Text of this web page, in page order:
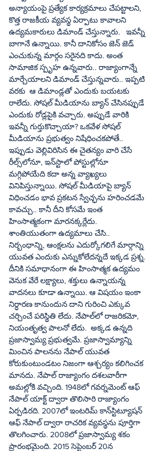
అన్యాయంపై ప్రత్యేక కార్యక్రమాలు చేపట్టాలని,
కొత్త రాజకీయ వ్యవస్థ ఏర్పాటు కావాలని
ఉద్యమకారులు డిమాండ్‌ చేస్తున్నారు.   ఇవన్నీ
బాగానే ఉన్నాయి. కానీ దానికోసం జెన్‌ జెడ్‌
ఎంచుకున్న మార్గం సరైనది కాదు. అంత
సామాజిక స్పృహ ఉన్నవారు.. రాజ్యాంగాన్నే
మార్చేయాలని డిమాండ్‌ చేస్తున్నవారు.. ఇప్పటి
వరకు  ఆ డిమాండ్లతో ఎందుకు బయటకు
రాలేదు. సోషల్‌ మీడియాను బ్యాన్‌ చేసినప్పుడే
ఎందుకు రోడ్లపైకి వచ్చారు. అప్పుడే వారికి
ఇవన్నీ గుర్తుకొచ్చాయా? ఒకవేళ సోషల్‌
మీడియాను ప్రభుత్వం నిషేధించకపోతే..
ఇప్పుడు వెల్లివిరిసిన ఈ చైతన్యం వారి చేసే
రీల్స్‌లోనూ, ఇన్‌స్టాలో పోస్టుల్లోనూ
మగ్గిపోయేది కదా అన్న వ్యాఖ్యలు
వినిపిస్తున్నాయి. సోషల్‌ మీడియాపై బ్యాన్‌
విధించడం భావ ప్రకటన స్వేచ్ఛను హరించడమే
కావచ్చు.. కానీ దీని కోసమే ఇంత
హింసాత్మకంగా మారనక్కర్లేదు.
శాంతియుతంగా ఉద్యమాలు చేసి..
నిర్బంధాన్ని, ఆంక్షలను ఎదుర్కోగలిగే మార్గాన్ని
యువత ఎందుకు ఎన్నుకోలేదన్నదే ఇక్కడ ప్రశ్న.
దీనికి సమాధానంగా ఈ హింసాత్మక ఉద్యమం
వెనుక వేరే లక్ష్యాలు, శక్తులు ఉన్నాయన్న
వాదనలు కూడా ఉన్నాయి. ఆ విషయం ఇంకా
నిర్ధారణ కానుందున దాని గురించి ఎక్కువ
చర్చించే పరిస్థితి లేదు. నేపాల్‌లో రాజరికమో,
నియంతృత్వ పాలనో లేదు.  అక్కడ ఉన్నది
ప్రజాస్వామ్య ప్రభుత్వమే. ప్రజాస్వామ్యాన్ని
మించిన పాలనను నేపాల్‌ యువత
కోరుకుంటుండటం నిజంగా ఆశ్చర్యం కలిగించక
మానదు. నేపాల్‌ రాజ్యాంగం దశలవారీగా
అమల్లోకి వచ్చింది. 1948లో గవర్నమెంట్‌ ఆఫ్‌
నేపాల్‌ యాక్ట్‌ ద్వారా తొలిసారి రాజ్యాంగం
ఏర్పడిరది. 2007లో ఇంటరిమ్‌ కాన్‌స్టిట్యూషన్‌
ఆఫ్‌ నేపాల్‌ ద్వారా రాచరిక వ్యవస్థను పూర్తిగా
తొలగించారు. 2008లో ప్రజాస్వామ్య శకం
ప్రారంభమైంది. 2015 సెప్టెంబర్‌ 20న